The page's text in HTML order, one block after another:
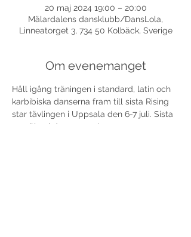
20 maj 2024 19:00 – 20:00
Mälardalens dansklubb/DansLola,
Linneatorget 3, 734 50 Kolbäck, Sverige
Om evenemanget
Håll igång träningen i standard, latin och
karbibiska danserna fram till sista Rising
star tävlingen i Uppsala den 6-7 juli. Sista
anmälan i dans.se 30/5.